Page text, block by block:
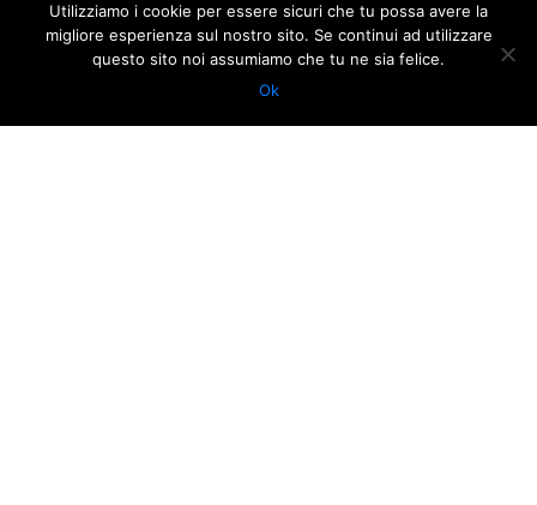
Lunedì 28 ottobre, ore 15– Recita riservata alle scuole
IL LIBRETTO SUL TUO SMARTPHONE CON L’APP LYRI
1.Scarica gratuitamente l’appLyri livedall’App Storeo daGoogle
Utilizziamo i cookie per essere sicuri che tu possa avere la
migliore esperienza sul nostro sito. Se continui ad utilizzare
questo sito noi assumiamo che tu ne sia felice.
Ok